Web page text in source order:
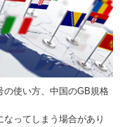
の使い方、中国のGB規格
ってしまう場合があり